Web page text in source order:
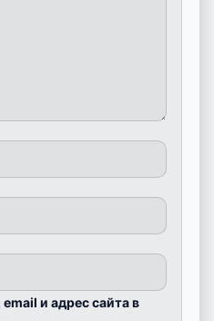
и адрес сайта в